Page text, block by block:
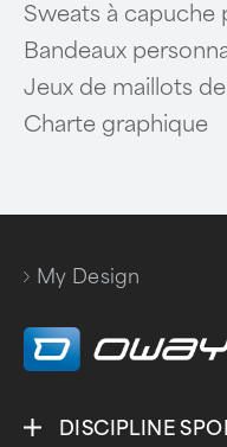
Sweats à capuche
Bandeaux
Jeux de maillots de
Charte graphique
My Design
DISCIPLINE